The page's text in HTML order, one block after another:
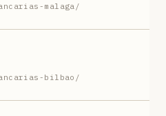
malaga/
bilbao/